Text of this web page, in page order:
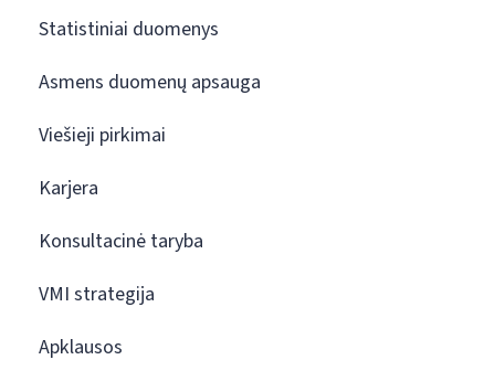
Statistiniai duomenys
Asmens duomenų apsauga
Viešieji pirkimai
Karjera
Konsultacinė taryba
VMI strategija
Apklausos